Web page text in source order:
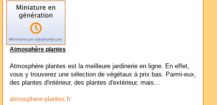
Atmosphère plantes
Atmosphère plantes est la meilleure jardinerie en ligne. En effet,
vous y trouverez une sélection de végétaux à prix bas. Parmi-eux,
des plantes d'intérieur, des plantes d'extérieur, mais...
atmosphere-plantes.fr